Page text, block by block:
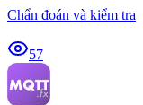
Chẩn đoán và kiểm tra
57